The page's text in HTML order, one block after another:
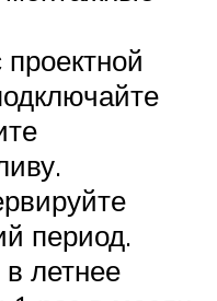
период.
летнее